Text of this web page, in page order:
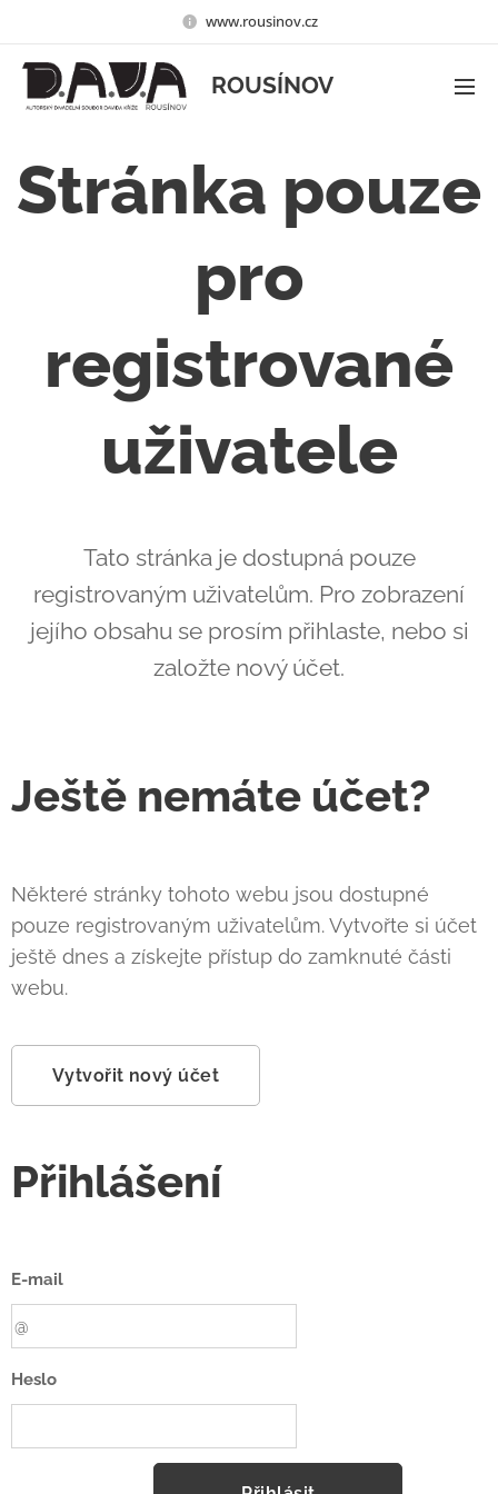
www.rousinov.cz
ROUSÍNOV
Stránka pouze
pro
registrované
uživatele
Tato stránka je dostupná pouze
registrovaným uživatelům. Pro zobrazení
jejího obsahu se prosím přihlaste, nebo si
založte nový účet.
Ještě nemáte účet?
Některé stránky tohoto webu jsou dostupné
pouze registrovaným uživatelům. Vytvořte si účet
ještě dnes a získejte přístup do zamknuté části
webu.
Vytvořit nový účet
Přihlášení
E-mail
Heslo